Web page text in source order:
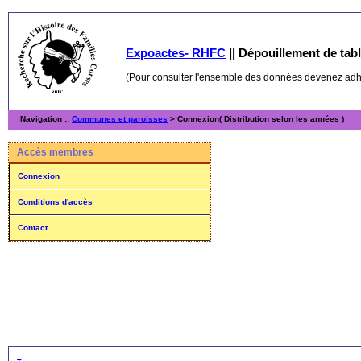
Expoactes- RHFC || Dépouillement de
(Pour consulter l'ensemble des données devenez
Navigation :: Communes et paroisses > Connexion( Distribution selon les années )
Accès membres
Connexion
Conditions d'accès
Contact